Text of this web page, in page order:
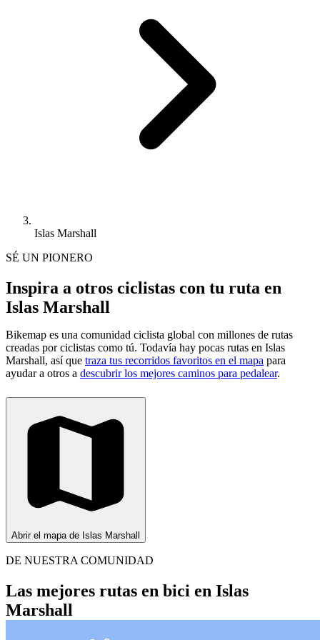
Islas Marshall
SÉ UN PIONERO
Inspira a otros ciclistas con tu ruta en
Islas Marshall
Bikemap es una comunidad ciclista global con millones de rutas
creadas por ciclistas como tú. Todavía hay pocas rutas en Islas
Marshall, así que traza tus recorridos favoritos en el mapa para
ayudar a otros a descubrir los mejores caminos para pedalear.
Abrir el mapa de Islas Marshall
DE NUESTRA COMUNIDAD
Las mejores rutas en bici en Islas
Marshall